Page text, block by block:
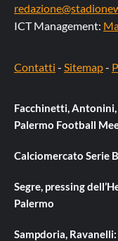
ICT Management:
Contatti - Sitemap-
Facchinetti,
Palermo Football
Calciomercato Serie
Segre, pressing
Palermo
Sampdoria,